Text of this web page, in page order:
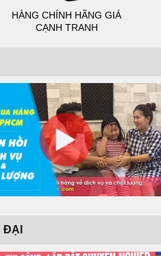
HÀNG CHÍNH HÃNG GIÁ
CẠNH TRANH
ĐẠI